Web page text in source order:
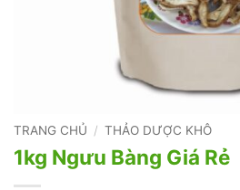
TRANG CHỦ / THẢO DƯỢC KHÔ
1kg Ngưu Bàng Giá Rẻ